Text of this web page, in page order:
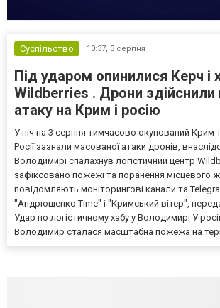
Суспільство 10:37, 3 серпня
Під ударом опинилися Керч і
Wildberries . Дрони здійснили
атаку на Крим і росію
У ніч на 3 серпня тимчасово окупований Крим
Росії зазнали масованої атаки дронів,
Володимирі спалахнув логістичний центр
зафіксовано пожежі та поранення місцевого
повідомляють моніторингові канали та
"Андрющенко Time" і "Кримський вітер",
Удар по логістичному хабу у Володимирі У
Володимир сталася масштабна пожежа на